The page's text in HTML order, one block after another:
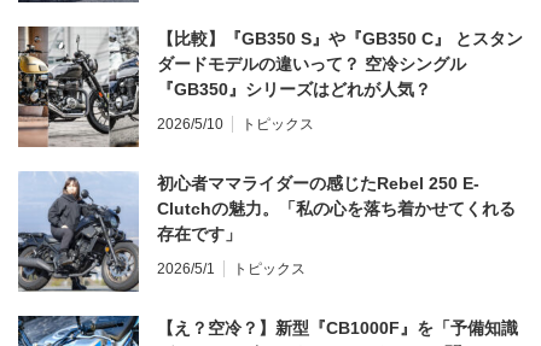
【比較】『GB350 S』や『GB350 C』 とスタン
ダードモデルの違いって？ 空冷シングル
『GB350』シリーズはどれが人気？
2026/5/10 トピックス
初心者ママライダーの感じたRebel 250 E-
Clutchの魅力。「私の心を落ち着かせてくれる
存在です」
2026/5/1 トピックス
【え？空冷？】新型『CB1000F』を「予備知識